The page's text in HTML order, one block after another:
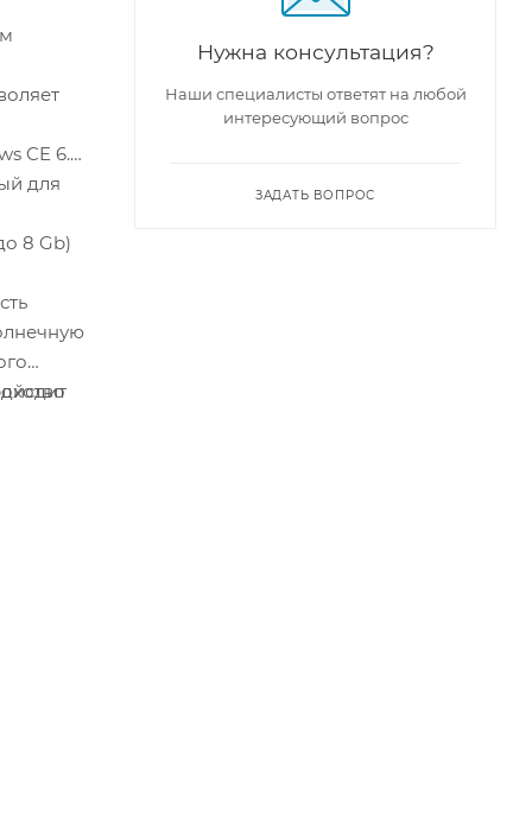
CE 6.0
8 Gb)
Нужна консультация?
Наши специалисты ответят на любой
интересующий вопрос
ЗАДАТЬ ВОПРОС